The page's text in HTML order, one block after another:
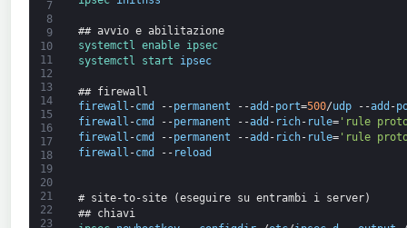
7
8
9
10
11
12
13
14
15
16
17
18
19
20
21
22
23
## avvio e abilitazione
systemctl enable ipsec
systemctl
start ipsec
## firewall
firewall -cmd --permanent --add -port=500/udp --add -
firewall -cmd --permanent --add - rich- rule='rule
firewall -cmd --permanent --add - rich- rule='rule
firewall -cmd -- reload
# site-to-site (eseguire su entrambi i server)
## chiavi